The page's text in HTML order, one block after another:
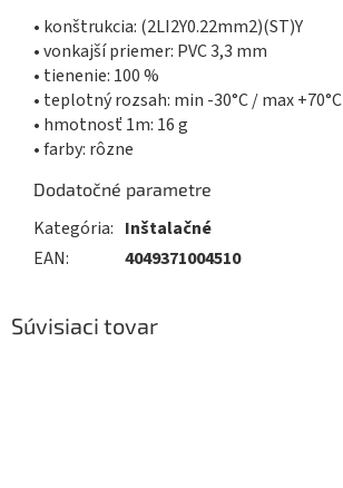
• konštrukcia: (2LI2Y0.22mm2)(ST)Y
• vonkajší priemer: PVC 3,3 mm
• tienenie: 100 %
• teplotný rozsah: min -30°C / max +70°C
• hmotnosť 1m: 16 g
• farby: rôzne
Dodatočné parametre
Kategória: Inštalačné
EAN: 4049371004510
Súvisiaci tovar